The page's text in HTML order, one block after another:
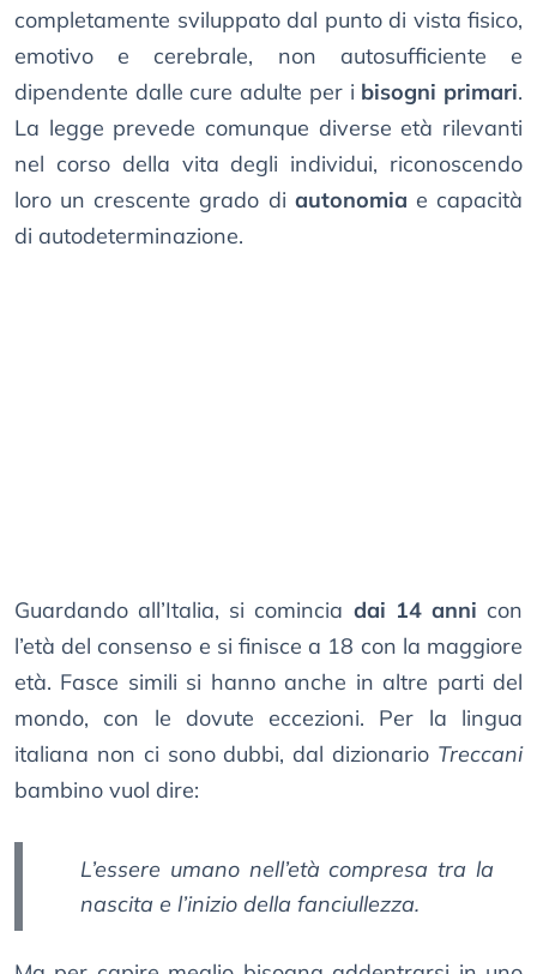
completamente sviluppato dal punto di vista fisico,
emotivo e cerebrale, non autosufficiente e
dipendente dalle cure adulte per i bisogni primari.
La legge prevede comunque diverse età rilevanti
nel corso della vita degli individui, riconoscendo
loro un crescente grado di autonomia e capacità
di autodeterminazione.
Guardando all’Italia, si comincia dai 14 anni con
l’età del consenso e si finisce a 18 con la maggiore
età. Fasce simili si hanno anche in altre parti del
mondo, con le dovute eccezioni. Per la lingua
italiana non ci sono dubbi, dal dizionario Treccani
bambino vuol dire:
L’essere umano nell’età compresa tra la
nascita e l’inizio della fanciullezza.